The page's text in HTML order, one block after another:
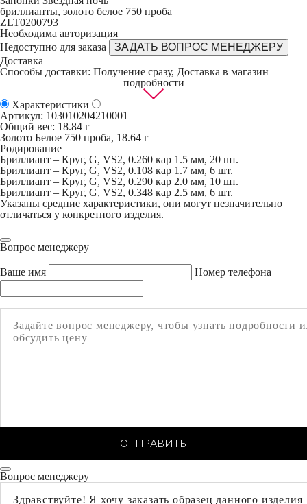
бриллианты, золото белое 750 проба
ZLT0200793
Необходима авторизация
Недоступно для заказа
ЗАДАТЬ ВОПРОС МЕНЕДЖЕРУ
Доставка
Способы доставки: Получение сразу, Доставка в магазин
подробности
Характеристики
Артикул: 103010204210001
Общий вес: 18.84 г
Золото Белое 750 проба, 18.64 г
Родирование
Бриллиант – Круг, G, VS2, 0.260 кар 1.5 мм, 20 шт.
Бриллиант – Круг, G, VS2, 0.108 кар 1.7 мм, 6 шт.
Бриллиант – Круг, G, VS2, 0.290 кар 2.0 мм, 10 шт.
Бриллиант – Круг, G, VS2, 0.348 кар 2.5 мм, 6 шт.
Указаны средние характеристики, они могут незначительно
отличаться у конкретного изделия.
Вопрос менеджеру
Ваше имя Номер телефона
ОТПРАВИТЬ
Вопрос менеджеру